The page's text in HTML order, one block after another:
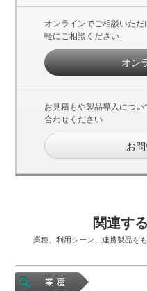
オンラインでご相談いた
軽にご相談ください
オン
お見積もや製品導入につ
合わせください
お
関連す
業種、利用シーン、連携製品を